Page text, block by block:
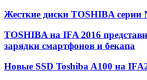
Жесткие диски TOSHIBA серии
TOSHIBA на IFA 2016
зарядки смартфонов и бекапа
Новые SSD Toshiba A100 на